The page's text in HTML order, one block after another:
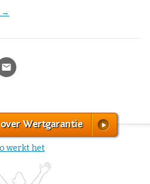
→
Wertgarantie
werkt het